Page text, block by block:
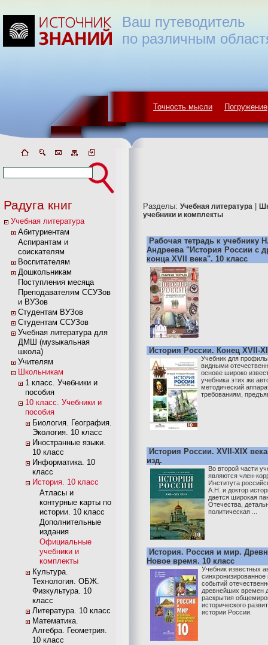
Точность мысли Погружение
Ваш путеводитель
по различным
Радуга книг
Учебная литература
Абитуриентам
Аспирантам и
соискателям
Воспитателям
Дошкольникам
Поступления месяца
Преподавателям ССУЗов
и ВУЗов
Студентам ВУЗов
Студентам ССУЗов
Учебная литература для
ДМШ (музыкальная
школа)
Учителям
Школьникам
1 класс. Учебники и
пособия
10 класс. Учебники и
пособия
Биология. География.
Экология. 10 класс
Иностранные языки.
10 класс
Информатика. 10
класс
История. 10 класс
Атласы и
контурные карты по
истории. 10 класс
Дополнительные
издания
Официальные
учебники и
комплекты
Культура.
Технология. ОБЖ.
Физкультура. 10
класс
Литература. 10 класс
Математика.
Алгебра. Геометрия.
10 класс
Разделы: Учебная литература
учебники и комплекты
Рабочая тетрадь к учебнику
Андреева "История России с
конца XVII века". 10 класс
История России. Конец XVII-
Учебник для
видными
основе широко
учебника этих же
методический
требованиям,
История России. XVII-XIX
изд.
Во второй части
являются член-
Института
А.Н. и доктор
дается широкая
Отечества,
политическая ...
История. Россия и мир.
Новое время. 10 класс
Учебник известных
событий
древнейших времен
раскрытия
исторического
истории России.